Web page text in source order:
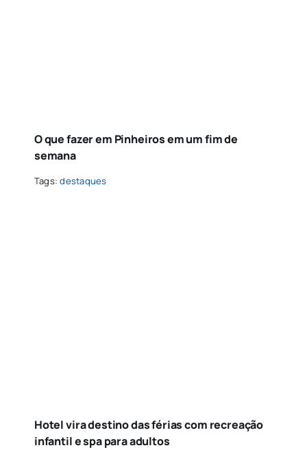
O que fazer em Pinheiros em um fim de
semana
Tags:destaques
Hotel vira destino das férias com recreação
infantil e spa para adultos